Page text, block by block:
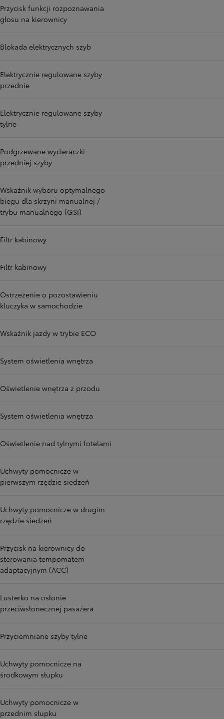
Przycisk funkcji rozpoznawania
głosu na kierownicy
Blokada elektrycznych szyb
Elektrycznie regulowane szyby
przednie
Elektrycznie regulowane szyby
tylne
Podgrzewane wycieraczki
przedniej szyby
Wskaźnik wyboru optymalnego
biegu dla skrzyni manualnej /
trybu manualnego (GSI)
Filtr kabinowy
Filtr kabinowy
Ostrzeżenie o pozostawieniu
kluczyka w samochodzie
Wskaźnik jazdy w trybie ECO
System oświetlenia wnętrza
Oświetlenie wnętrza z przodu
System oświetlenia wnętrza
Oświetlenie nad tylnymi fotelami
Uchwyty pomocnicze w
pierwszym rzędzie siedzeń
Uchwyty pomocnicze w drugim
rzędzie siedzeń
Przycisk na kierownicy do
sterowania tempomatem
adaptacyjnym (ACC)
Lusterko na osłonie
przeciwsłonecznej pasażera
Przyciemniane szyby tylne
Uchwyty pomocnicze na
środkowym słupku
Uchwyty pomocnicze w
przednim słupku